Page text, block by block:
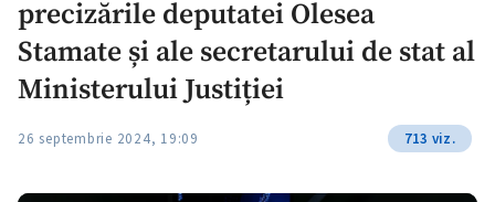
precizările deputatei Olesea
Stamate și ale secretarului de stat al
Ministerului Justiției
26 septembrie 2024, 19:09 713 viz.